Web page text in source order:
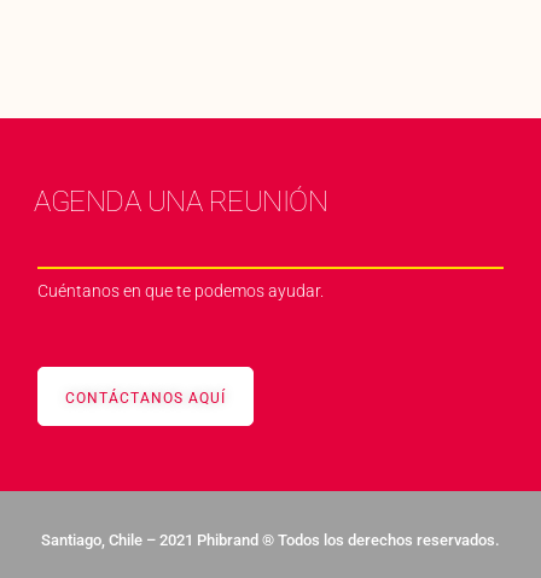
AGENDA UNA REUNIÓN
Cuéntanos en que te podemos ayudar.
CONTÁCTANOS AQUÍ
Santiago, Chile – 2021 Phibrand ® Todos los derechos reservados.